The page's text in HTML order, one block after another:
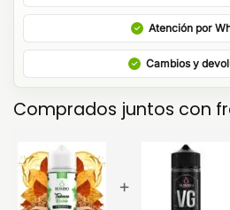
Atención por
Cambios y
Comprados juntos con
+